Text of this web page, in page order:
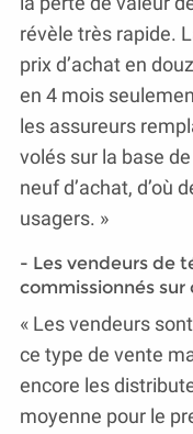
révèle très rapide.
prix d’achat en
en 4 mois
les assureurs
volés sur la base
neuf d’achat, d’où
usagers. »
- Les vendeurs de
commissionnés sur
« Les vendeurs
ce type de vente
encore les
moyenne pour le